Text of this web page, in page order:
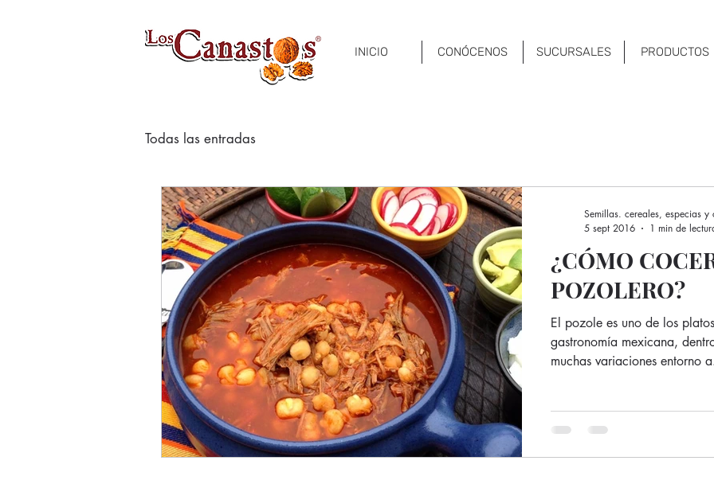
INICIO CONÓCENOS SUCURSALES PRODUCTOS
Todas las entradas
¿CÓMO
POZOLERO?
El pozole es uno de los
gastronomía mexicana,
muchas variaciones entorno
Semillas. cereales, especias y
5 sept 2016
1 min de